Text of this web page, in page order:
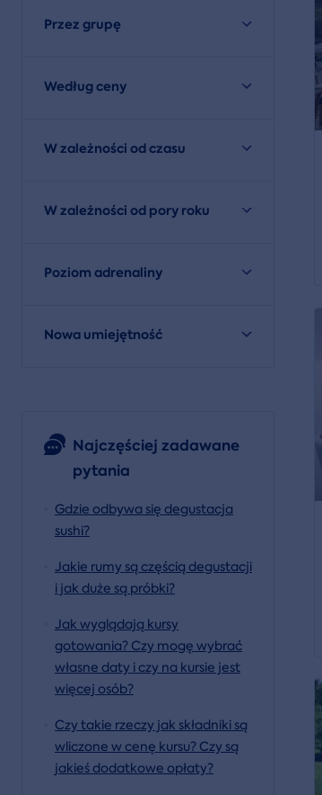
Przez grupę
Według ceny
W zależności od czasu
W zależności od pory roku
Poziom adrenaliny
Nowa umiejętność
Najczęściej zadawane
pytania
Gdzie odbywa się degustacja
sushi?
Jakie rumy są częścią degustacji
i jak duże są próbki?
Jak wyglądają kursy
gotowania? Czy mogę wybrać
własne daty i czy na kursie jest
więcej osób?
Czy takie rzeczy jak składniki są
wliczone w cenę kursu? Czy są
jakieś dodatkowe opłaty?